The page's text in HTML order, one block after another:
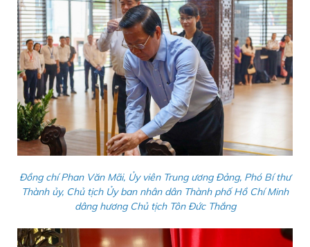
Đồng chí Phan Văn Mãi, Ủy viên Trung ương Đảng, Phó Bí thư
Thành ủy, Chủ tịch Ủy ban nhân dân Thành phố Hồ Chí Minh
dâng hương Chủ tịch Tôn Đức Thắng